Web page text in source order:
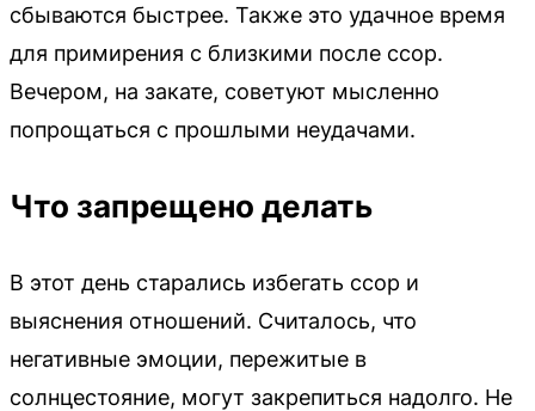
сбываются быстрее. Также это удачное время
для примирения с близкими после ссор.
Вечером, на закате, советуют мысленно
попрощаться с прошлыми неудачами.
Что запрещено делать
В этот день старались избегать ссор и
выяснения отношений. Считалось, что
негативные эмоции, пережитые в
солнцестояние, могут закрепиться надолго. Не